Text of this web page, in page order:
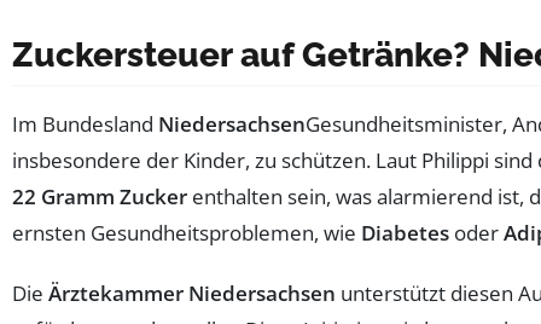
Zuckersteuer auf Getränke?
Im Bundesland NiedersachsenGesundheitsminister,
insbesondere der Kinder, zu schützen. Laut Philippi
22 Gramm Zucker enthalten sein, was alarmierend ist,
ernsten Gesundheitsproblemen, wie Diabetes oder
Die Ärztekammer Niedersachsen unterstützt diesen